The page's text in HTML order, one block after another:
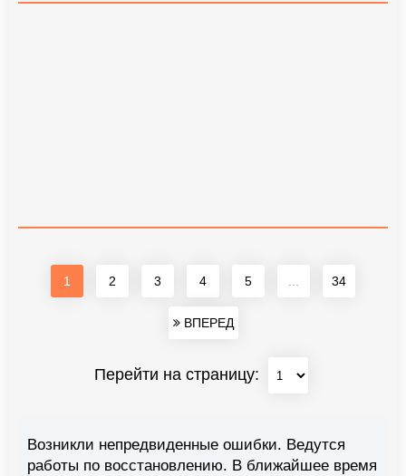
1 2 3 4 5 34
ВПЕРЕД
Перейти на страницу:
Возникли непредвиденные ошибки. Ведутся
работы по восстановлению. В ближайшее время